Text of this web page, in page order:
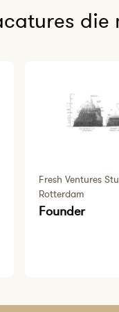
die
Fresh Ventures
Rotterdam
Founder